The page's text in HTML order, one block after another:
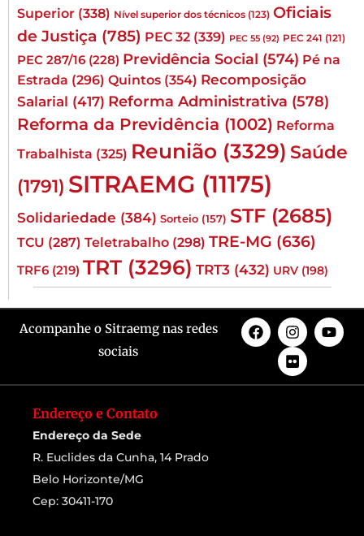
Superior (338) Nível superior dos técnicos (123) Oficiais
de Justiça (785) PEC 32 (339) PEC 55 (92) PEC 241 (121)
PEC 287/16 (228) Previdência Social (574) Pé na
Estrada (296) Quintos (354) Recomposição
Salarial (417) Reforma Administrativa (578)
Reforma da Previdência (1002) Reforma
Trabalhista (325) Reunião (3329) Saúde
(1791) SITRAEMG (11175)
Solidariedade (384) Sorteio (157) STF (2685)
TCU (287) Teletrabalho (298) TRE-MG (636)
TRF6 (219) TRT (3296) TRT3 (432) URV (198)
Acompanhe o Sitraemg nas redes
sociais
Endereço e Contato
Endereço da Sede
R. Euclides da Cunha, 14 Prado
Belo Horizonte/MG
Cep: 30411-170